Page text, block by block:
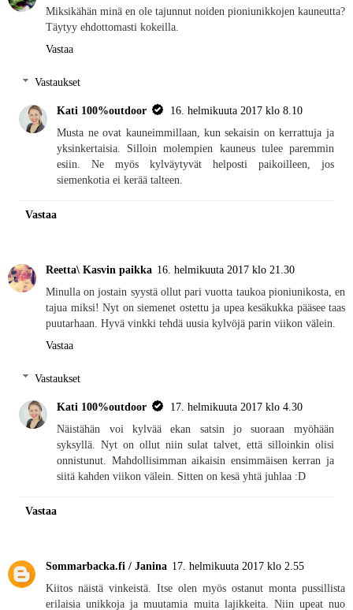
Miksikähän minä en ole tajunnut noiden pioniunikkojen kauneutta?
Täytyy ehdottomasti kokeilla.
Vastaa
Vastaukset
Kati 100%outdoor
16. helmikuuta 2017 klo 8.10
Musta ne ovat kauneimmillaan, kun sekaisin on kerrattuja ja
yksinkertaisia. Silloin molempien kauneus tulee paremmin
esiin. Ne myös kylväytyvät helposti paikoilleen, jos
siemenkotia ei kerää talteen.
Vastaa
Reetta\ Kasvin paikka 16. helmikuuta 2017 klo 21.30
Minulla on jostain syystä ollut pari vuotta taukoa pioniunikosta, en
tajua miksi! Nyt on siemenet ostettu ja upea kesäkukka pääsee taas
puutarhaan. Hyvä vinkki tehdä uusia kylvöjä parin viikon välein.
Vastaa
Vastaukset
Kati 100%outdoor
17. helmikuuta 2017 klo 4.30
Näistähän voi kylvää ekan satsin jo suoraan myöhään
syksyllä. Nyt on ollut niin sulat talvet, että silloinkin olisi
onnistunut. Mahdollisimman aikaisin ensimmäisen kerran ja
siitä kahden viikon välein. Sitten on kesä yhtä juhlaa :D
Vastaa
Sommarbacka.fi / Janina 17. helmikuuta 2017 klo 2.55
Kiitos näistä vinkeistä. Itse olen myös ostanut monta pussillista
erilaisia unikkoja ja muutamia muita lajikkeita. Niin upeat nuo